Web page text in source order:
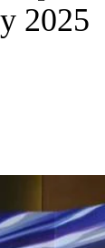
2025